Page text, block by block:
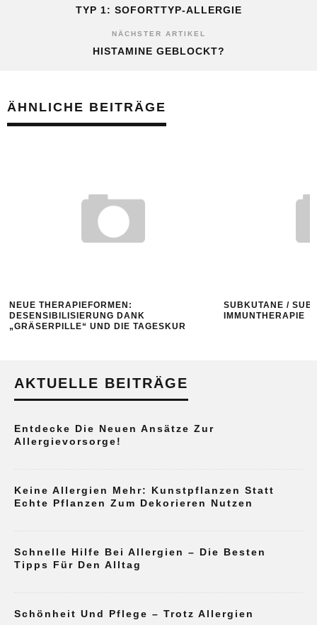
TYP 1: SOFORTTYP-ALLERGIE
NÄCHSTER ARTIKEL
HISTAMINE GEBLOCKT?
ÄHNLICHE BEITRÄGE
NEUE THERAPIEFORMEN:
DESENSIBILISIERUNG DANK
„GRÄSERPILLE“ UND DIE TAGESKUR
SUBKUTANE /
IMMUNTHERAPIE
AKTUELLE BEITRÄGE
Entdecke Die Neuen Ansätze Zur
Allergievorsorge!
Keine Allergien Mehr: Kunstpflanzen Statt
Echte Pflanzen Zum Dekorieren Nutzen
Schnelle Hilfe Bei Allergien – Die Besten
Tipps Für Den Alltag
Schönheit Und Pflege – Trotz Allergien